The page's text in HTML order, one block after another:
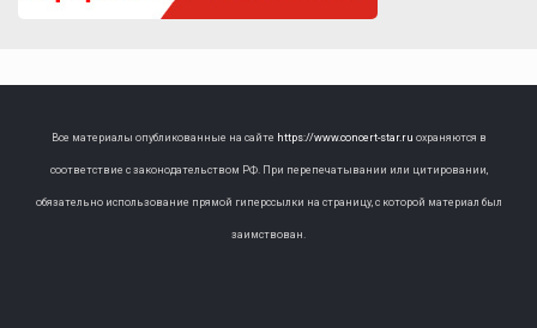
Все материалы опубликованные на сайте https://www.concert-star.ru охраняются в
соответствие с законодательством РФ. При перепечатывании или цитировании,
обязательно использование прямой гиперссылки на страницу, с которой материал был
заимствован.